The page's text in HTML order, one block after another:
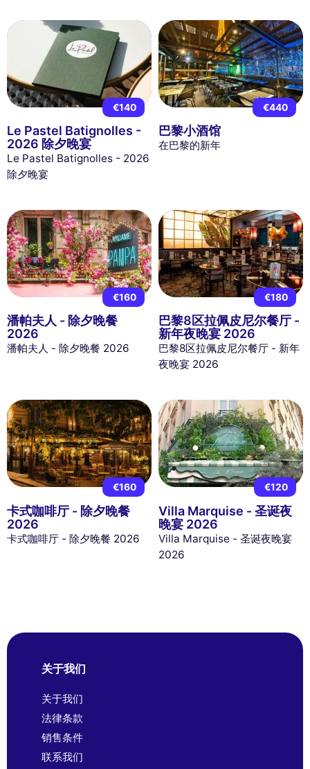
€140
Le Pastel Batignolles -
2026 除夕晚宴
Le Pastel Batignolles - 2026
除夕晚宴
€440
巴黎小酒馆
在巴黎的新年
€160
潘帕夫人 - 除夕晚餐
2026
潘帕夫人 - 除夕晚餐 2026
€180
巴黎8区拉佩皮尼尔餐厅 -
新年夜晚宴 2026
巴黎8区拉佩皮尼尔餐厅 - 新年
夜晚宴 2026
€160
卡式咖啡厅 - 除夕晚餐
2026
卡式咖啡厅 - 除夕晚餐 2026
€120
Villa Marquise - 圣诞夜
晚宴 2026
Villa Marquise - 圣诞夜晚宴
2026
关于我们
关于我们
法律条款
销售条件
联系我们